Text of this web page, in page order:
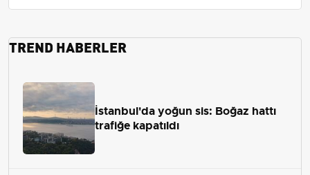
TREND HABERLER
İstanbul'da yoğun sis: Boğaz hattı
trafiğe kapatıldı